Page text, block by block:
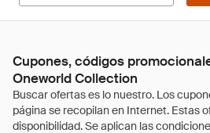
Cupones, códigos
Oneworld Collection